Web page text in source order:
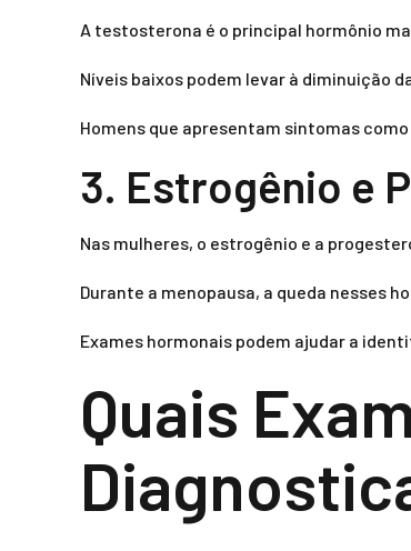
A testosterona é o principal hormônio
Níveis baixos podem levar à diminuição
Homens que apresentam sintomas
3. Estrogênio e
Nas mulheres, o estrogênio e a
Durante a menopausa, a queda nesses
Exames hormonais podem ajudar a
Quais